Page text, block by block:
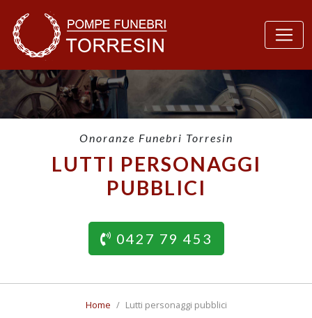
Onoranze Funebri Torresin
LUTTI PERSONAGGI
PUBBLICI
0427 79 453
Home Lutti personaggi pubblici